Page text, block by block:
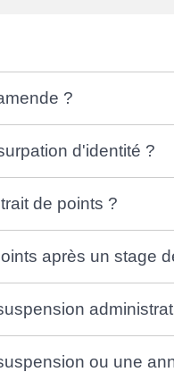
?
d'identité ?
de points ?
après un stage
ou une